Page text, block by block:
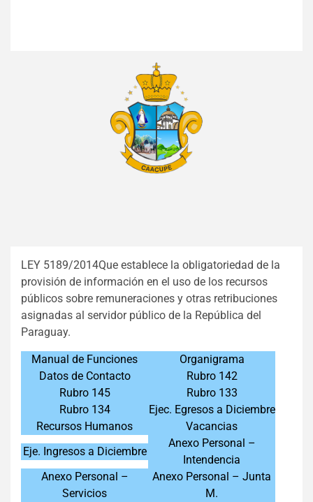
LEY 5189/2014Que establece la obligatoriedad de la
provisión de información en el uso de los recursos
públicos sobre remuneraciones y otras retribuciones
asignadas al servidor público de la República del
Paraguay.
Manual de Funciones
Organigrama
Datos de Contacto
Rubro 142
Rubro 145
Rubro 133
Rubro 134
Ejec. Egresos a Diciembre
Recursos Humanos
Vacancias
Eje. Ingresos a Diciembre
Anexo Personal –
Intendencia
Anexo Personal –
Servicios
Anexo Personal – Junta
M.